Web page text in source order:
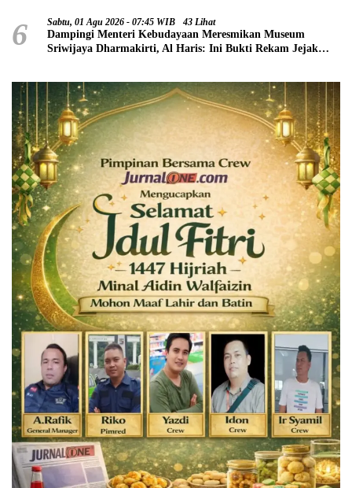
6 Sabtu, 01 Agu 2026 - 07:45 WIB 43 Lihat
Dampingi Menteri Kebudayaan Meresmikan Museum
Sriwijaya Dharmakirti, Al Haris: Ini Bukti Rekam Jejak